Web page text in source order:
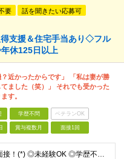
要 話を聞きたい応募可
支援＆住宅手当あり◇フル
休125日以上
？近かったからです」 「私は妻が勝
ました（笑）」 それでも受かった
す。
学歴不問 ベテランOK
賞与複数月 面接1回
◎35歳以下全員面接！(*) ◎未経験OK ◎学歴不問 第二新卒・社会人経験の浅い方も歓迎！ (*)若年層の長期キャリア形成を図るため ＼「ITって難しそう…」と思っている方こそ歓迎！／ ベテラン講